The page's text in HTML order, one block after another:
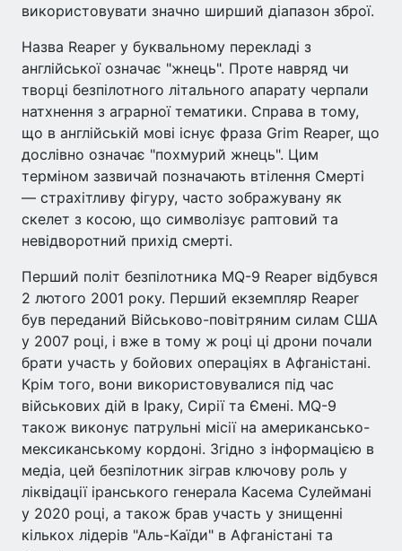
використовувати значно ширший діапазон зброї.
Назва Reaper у буквальному перекладі з
англійської означає "жнець". Проте навряд чи
творці безпілотного літального апарату черпали
натхнення з аграрної тематики. Справа в тому,
що в англійській мові існує фраза Grim Reaper, що
дослівно означає "похмурий жнець". Цим
терміном зазвичай позначають втілення Смерті
— страхітливу фігуру, часто зображувану як
скелет з косою, що символізує раптовий та
невідворотний прихід смерті.
Перший політ безпілотника MQ-9 Reaper відбувся
2 лютого 2001 року. Перший екземпляр Reaper
був переданий Військово-повітряним силам США
у 2007 році, і вже в тому ж році ці дрони почали
брати участь у бойових операціях в Афганістані.
Крім того, вони використовувалися під час
військових дій в Іраку, Сирії та Ємені. MQ-9
також виконує патрульні місії на американсько-
мексиканському кордоні. Згідно з інформацією в
медіа, цей безпілотник зіграв ключову роль у
ліквідації іранського генерала Касема Сулеймані
у 2020 році, а також брав участь у знищенні
кількох лідерів "Аль-Каїди" в Афганістані та